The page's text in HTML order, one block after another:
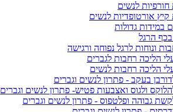
חורפיות לנשים
קיץ אורטופדיות לנשים
במידות גדולות
הרגל
ונוחות לרגל נפוחה ורגישה
הליכה רחבות לגברים
הליכה רחבות לנשים
בעקב - פתרון לנשים וגברים
ולגוס ואצבעות פטיש- פתרון לנשים וגברים
גבוהה ופלטפוס - פתרון לנשים וגברים